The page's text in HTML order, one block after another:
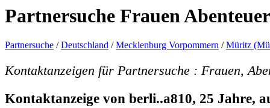
Partnersuche Frauen Abenteuer
Partnersuche /Deutschland /Mecklenburg Vorpommern /Müritz
Kontaktanzeigen für Partnersuche : Frauen,
Kontaktanzeige von berli..a810, 25 Jahre,